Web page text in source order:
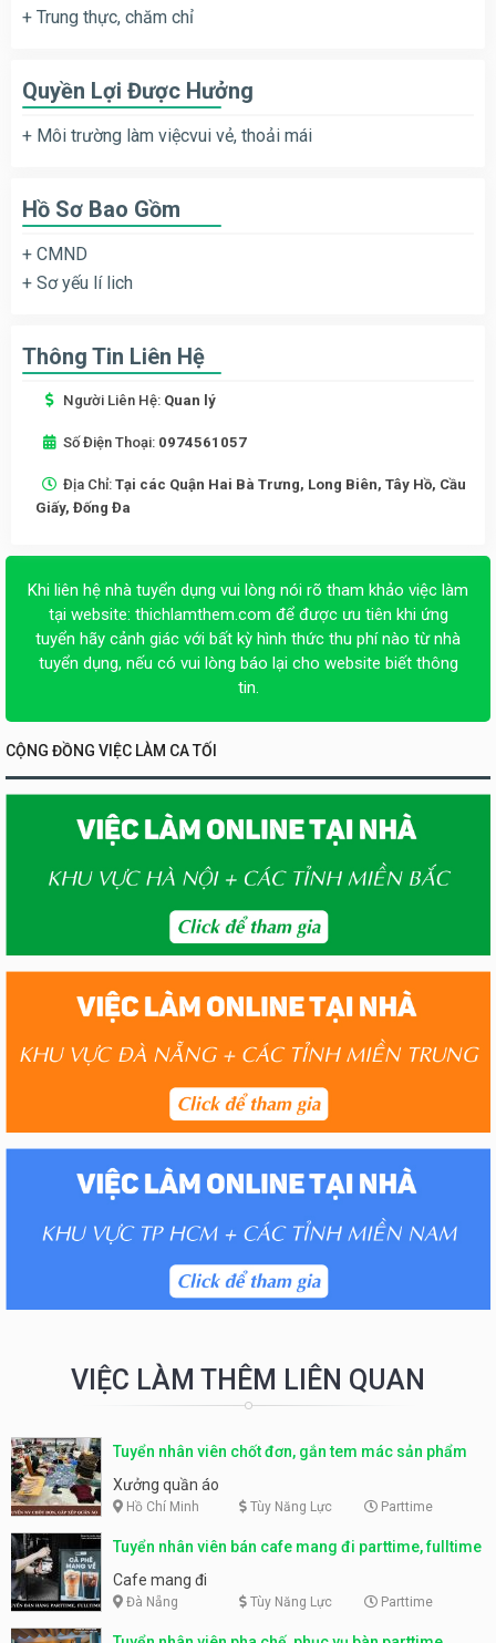
+ Trung thực, chăm chỉ
Quyền Lợi Được Hưởng
+ Môi trường làm việcvui vẻ, thoải mái
Hồ Sơ Bao Gồm
+ CMND
+ Sơ yếu lí lich
Thông Tin Liên Hệ
Người Liên Hệ: Quan lý
Số Điện Thoại: 0974561057
Địa Chỉ: Tại các Quận Hai Bà Trưng, Long Biên, Tây Hồ, Cầu
Giấy, Đống Đa
Khi liên hệ nhà tuyển dụng vui lòng nói rõ tham khảo việc làm
tại website: thichlamthem.com để được ưu tiên khi ứng
tuyển hãy cảnh giác với bất kỳ hình thức thu phí nào từ nhà
tuyển dụng, nếu có vui lòng báo lại cho website biết thông
tin.
CỘNG ĐỒNG VIỆC LÀM CA TỐI
VIỆC LÀM THÊM LIÊN QUAN
Tuyển nhân viên chốt đơn, gắn tem mác sản phẩm
Xưởng quần áo
Hồ Chí Minh Tùy Năng Lực Parttime
Tuyển nhân viên bán cafe mang đi parttime, fulltime
Cafe mang đi
Đà Nẵng Tùy Năng Lực Parttime